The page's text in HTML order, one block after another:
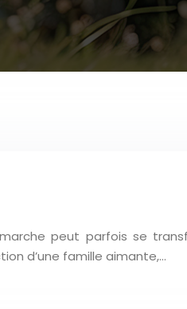
peut parfois se
d’une famille aimante,…